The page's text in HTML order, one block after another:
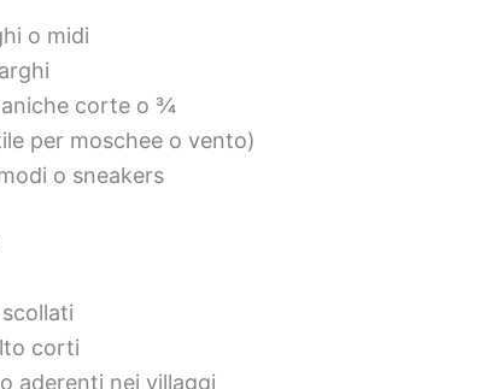
o midi
corte o ¾
per moschee o vento)
o sneakers
corti
aderenti nei villaggi